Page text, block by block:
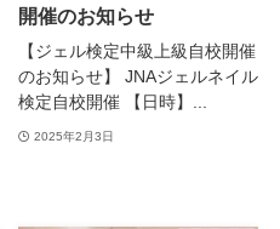
開催のお知らせ
【ジェル検定中級上級自校開催
のお知らせ】 JNAジェルネイル
検定自校開催 【日時】...
2025年2月3日